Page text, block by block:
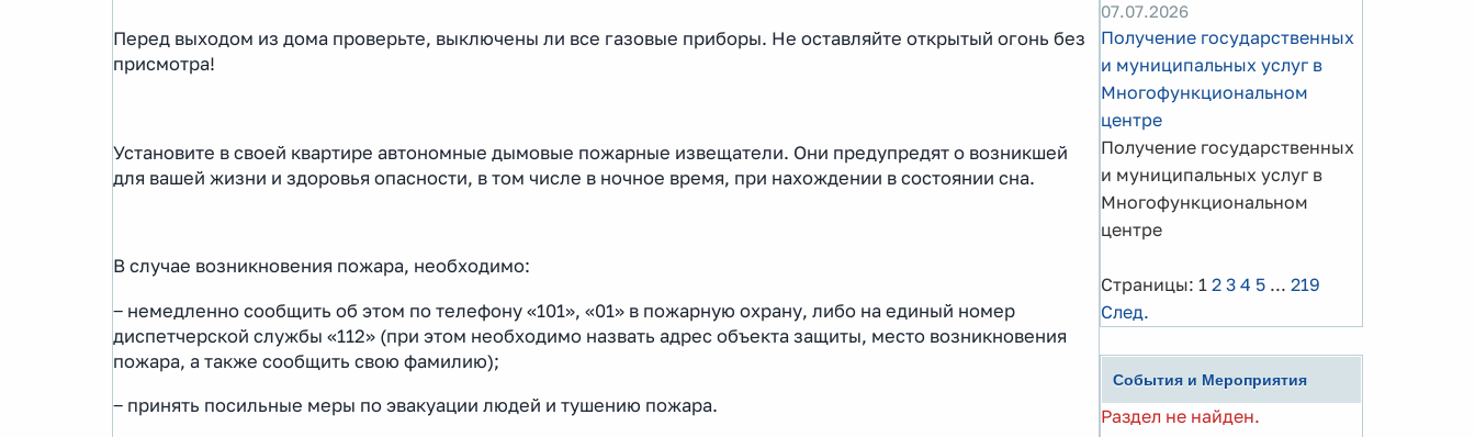
Перед выходом из дома проверьте, выключены ли все газовые приборы. Не оставляйте открытый огонь без
присмотра!
Установите в своей квартире автономные дымовые пожарные извещатели. Они предупредят о возникшей
для вашей жизни и здоровья опасности, в том числе в ночное время, при нахождении в состоянии сна.
В случае возникновения пожара, необходимо:
‒ немедленно сообщить об этом по телефону «101», «01» в пожарную охрану, либо на единый номер
диспетчерской службы «112» (при этом необходимо назвать адрес объекта защиты, место возникновения
пожара, а также сообщить свою фамилию);
‒ принять посильные меры по эвакуации людей и тушению пожара.
07.07.2026
Получение государственных
и муниципальных услуг в
Многофункциональном
центре
Получение государственных
и муниципальных услуг в
Многофункциональном
центре
Страницы: 1 2 3 4 5 ... 219
След.
События и Мероприятия
Раздел не найден.